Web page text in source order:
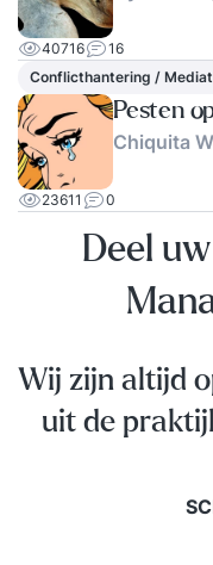
40716
16
Conflicthantering /
Pesten
Chiquita
23611 0
Deel
Wij zijn altijd
uit de